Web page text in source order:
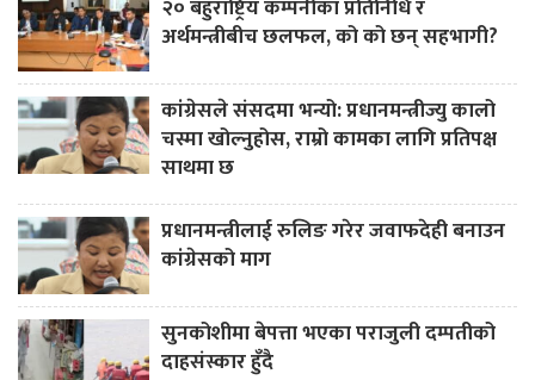
२० बहुराष्ट्रिय कम्पनीका प्रतिनिधि र
अर्थमन्त्रीबीच छलफल, को को छन् सहभागी?
कांग्रेसले संसदमा भन्यो: प्रधानमन्त्रीज्यु कालो
चस्मा खोल्नुहोस, राम्रो कामका लागि प्रतिपक्ष
साथमा छ
प्रधानमन्त्रीलाई रुलिङ गरेर जवाफदेही बनाउन
कांग्रेसको माग
सुनकोशीमा बेपत्ता भएका पराजुली दम्पतीको
दाहसंस्कार हुँदै